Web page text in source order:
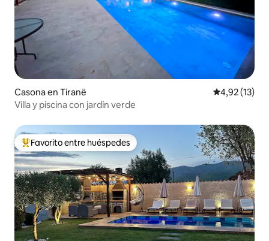
Casona en Tiranë Calificación
4,92 (13)
Villa y piscina con jardín verde
Favorito entre los huéspedes más destacados
Favorito entre huéspedes